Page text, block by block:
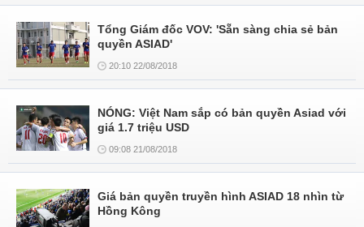
Tổng Giám đốc VOV: 'Sẵn sàng chia sẻ bản
quyền ASIAD'
20:10 22/08/2018
NÓNG: Việt Nam sắp có bản quyền Asiad với
giá 1.7 triệu USD
09:08 21/08/2018
Giá bản quyền truyền hình ASIAD 18 nhìn từ
Hồng Kông